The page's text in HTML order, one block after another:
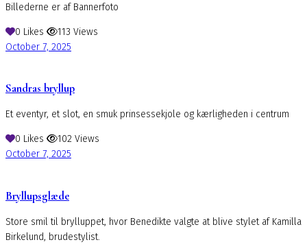
Billederne er af Bannerfoto
0 Likes 113 Views
October 7, 2025
Sandras bryllup
Et eventyr, et slot, en smuk prinsessekjole og kærligheden i centrum
0 Likes 102 Views
October 7, 2025
Bryllupsglæde
Store smil til brylluppet, hvor Benedikte valgte at blive stylet af Kamilla
Birkelund, brudestylist.